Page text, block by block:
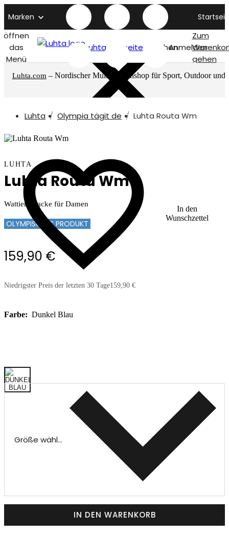
Marken
öffnen
das
Menü
Luhta titelseite SuchenAnmelden
Zum
gehen
Luhta.com – Nordischer Multimarkenshop für Sport, Outdoor und
Luhta Olympia tägit de Luhta Routa Wm
In den
Wunschzettel
LUHTA
Luhta Routa Wm
Wattierte Jacke für Damen
OLYMPISCHES PRODUKT
159,90 €
Niedrigster Preis der letzten 30 Tage159,90 €
Farbe: Dunkel Blau
Größe wählen
IN DEN WARENKORB